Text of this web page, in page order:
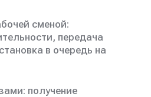
сменой:
передача
в очередь на
получение